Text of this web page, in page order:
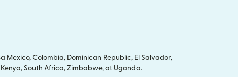
Colombia, Dominican Republic, El Salvador,
South Africa, Zimbabwe, at Uganda.